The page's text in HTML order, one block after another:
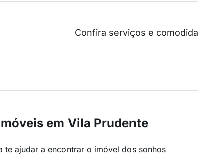
Confira serviços e
em Vila Prudente
te ajudar a encontrar o imóvel dos sonhos